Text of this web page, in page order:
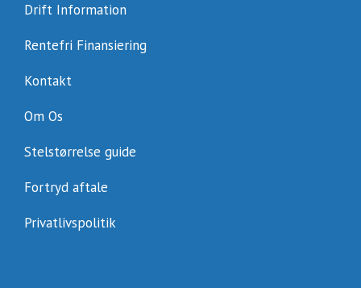
Drift Information
Rentefri Finansiering
Kontakt
Om Os
Stelstørrelse guide
Fortryd aftale
Privatlivspolitik